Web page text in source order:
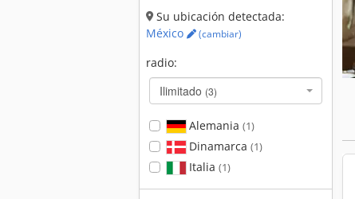
Su ubicación detectada:
México
(cambiar)
radio:
Ilimitado (3)
Alemania (1)
Dinamarca (1)
Italia (1)